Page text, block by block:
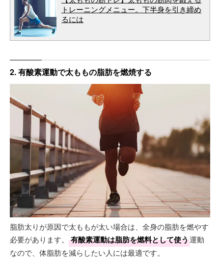
トレーニングメニュー。下半身を引き締め
るには
2. 有酸素運動で太ももの脂肪を燃焼する
脂肪太りが原因で太ももが太い場合は、全身の脂肪を燃やす
必要があります。
有酸素運動は脂肪を燃料として使う運動
なので、体脂肪を減らしたい人には最適です。